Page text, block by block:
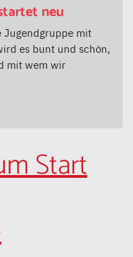
neu
Jugendgruppe mit
es bunt und schön,
mit wem wir
Start